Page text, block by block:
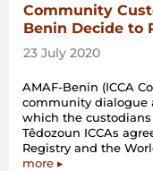
Community
Benin Decide to
23 July 2020
AMAF-Benin (ICCA
community dialogue
which the
Têdozoun ICCAs
Registry and the
more ▸